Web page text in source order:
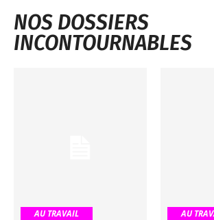
NOS DOSSIERS
INCONTOURNABLES
AU TRAVAIL AU